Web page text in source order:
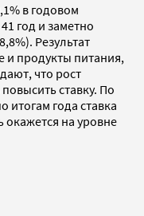
в годовом
год и заметно
Результат
и продукты питания,
что рост
ставку. По
итогам года ставка
окажется на уровне